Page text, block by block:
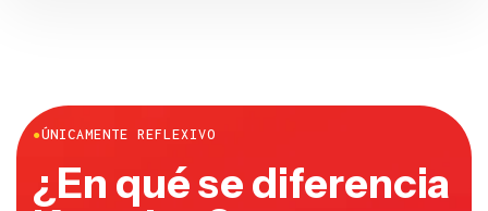
¿En qué se diferencia
Kapwing?